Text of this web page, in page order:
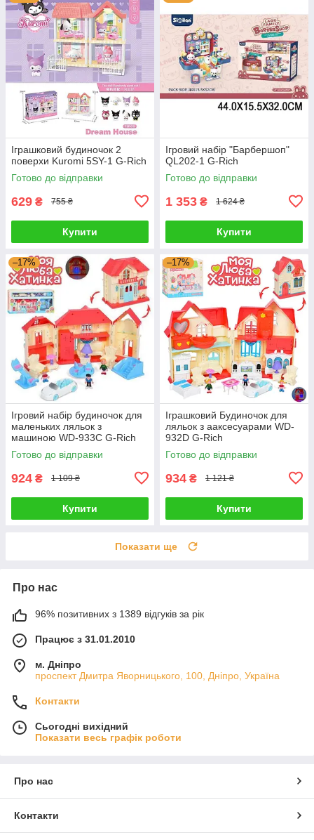
Іграшковий будиночок 2
поверхи Kuromi 5SY-1 G-Rich
Готово до відправки
629 ₴ 755 ₴
Купити
Ігровий набір "Барбершоп"
QL202-1 G-Rich
Готово до відправки
1 353 ₴ 1 624 ₴
Купити
–17%
Ігровий набір будиночок для
маленьких ляльок з
машиною WD-933C G-Rich
Готово до відправки
924 ₴ 1 109 ₴
Купити
–17%
Іграшковий Будиночок для
ляльок з ааксесуарами WD-
932D G-Rich
Готово до відправки
934 ₴ 1 121 ₴
Купити
Показати ще
Про нас
96% позитивних з 1389 відгуків за рік
Працює з 31.01.2010
м. Дніпро
проспект Дмитра Яворницького, 100, Дніпро, Україна
Контакти
Сьогодні вихідний
Показати весь графік роботи
Про нас
Контакти